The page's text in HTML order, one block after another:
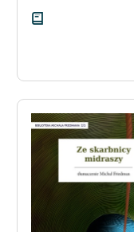
Szkoła Poezji Wolnych
Lektur
Kontakt
O projekcie
Zasady wykorzystania